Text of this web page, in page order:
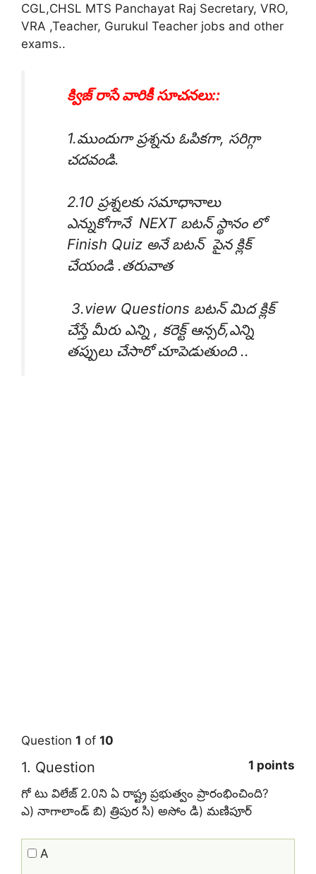
CGL,CHSL MTS Panchayat Raj Secretary, VRO,
VRA ,Teacher, Gurukul Teacher jobs and other
exams..
క్విజ్ రాసే వారికీ సూచనలు::
1.ముందుగా ప్రశ్నను ఓపికగా, సరిగ్గా
చదవండి.
2.10 ప్రశ్నలకు సమాధానాలు
ఎన్నుకోగానే NEXT బటన్ స్థానం లో
Finish Quiz అనే బటన్ పైన క్లిక్
చేయండి .తరువాత
3.view Questions బటన్ మిద క్లిక్
చేస్తే మీరు ఎన్ని , కరెక్ట్ ఆన్సర్,ఎన్ని
తప్పులు చేసారో చూపెడుతుంది ..
Question 1 of 10
1. Question
1 points
గో టు విలేజ్ 2.0ని ఏ రాష్ట్ర ప్రభుత్వం ప్రారంభించింది?
ఎ) నాగాలాండ్ బి) త్రిపుర సి) అసోం డి) మణిపూర్
A